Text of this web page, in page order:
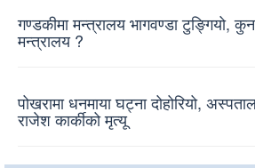
गण्डकीमा मन्त्रालय भागवण्डा टुङ्गियो,
मन्त्रालय ?
पोखरामा धनमाया घट्ना दोहोरियो,
राजेश कार्कीको मृत्यू